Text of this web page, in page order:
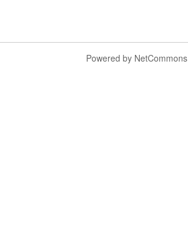
Powered by NetCommons